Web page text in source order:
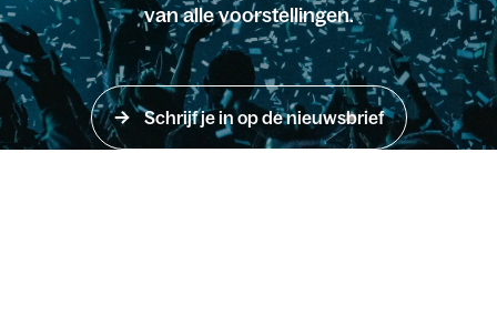
van alle voorstellingen.
Schrijf je in op de nieuwsbrief